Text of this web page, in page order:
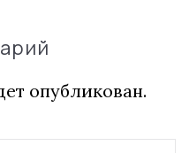
опубликован.